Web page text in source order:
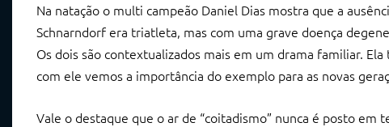
Na natação o multi campeão Daniel Dias mostra que a
Schnarndorf era triatleta, mas com uma grave doença
Os dois são contextualizados mais em um drama familiar.
com ele vemos a importância do exemplo para as novas
Vale o destaque que o ar de “coitadismo” nunca é posto em